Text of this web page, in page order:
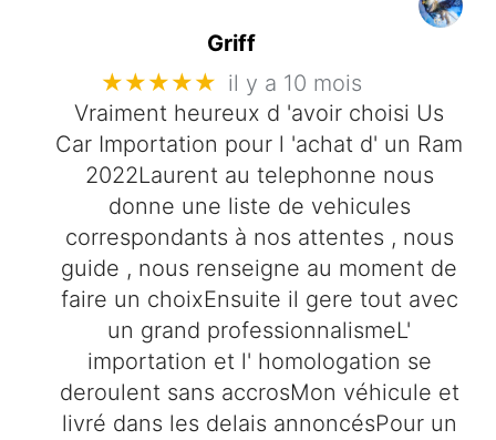
Griff
★★★★★ il y a 10 mois
Vraiment heureux d 'avoir choisi Us
Car Importation pour l 'achat d' un Ram
2022Laurent au telephonne nous
donne une liste de vehicules
correspondants à nos attentes , nous
guide , nous renseigne au moment de
faire un choixEnsuite il gere tout avec
un grand professionnalismeL'
importation et l' homologation se
deroulent sans accrosMon véhicule et
livré dans les delais annoncésPour un